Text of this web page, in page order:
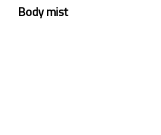
Body mist